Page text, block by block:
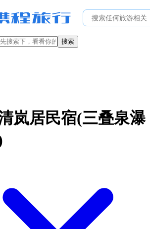
搜索
岚居民宿(三叠泉瀑